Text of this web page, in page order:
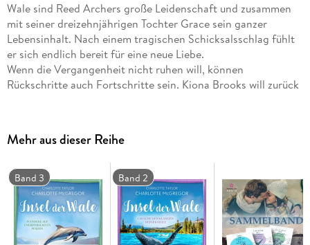
Wale sind Reed Archers große Leidenschaft und zusammen
mit seiner dreizehnjährigen Tochter Grace sein ganzer
Lebensinhalt. Nach einem tragischen Schicksalsschlag fühlt
er sich endlich bereit für eine neue Liebe.
Wenn die Vergangenheit nicht ruhen will, können
Rückschritte auch Fortschritte sein. Kiona Brooks will zurück
Eine abenteuerliche Kajak-Tour zu den Walen vor der Küste
Vancouver Islands schweißt die beiden auf unwiderstehliche
Art zusammen. Doch wollen sie auch dasselbe?
Ein Liebesroman voller Gefühl und mit wichtigen Themen -
fesselnd, bewegend und fürs Herz.
Bei diesem Hörbuch handelt es sich um eine Neuaflage.
Mehr aus dieser Reihe
Band 3 Band 2